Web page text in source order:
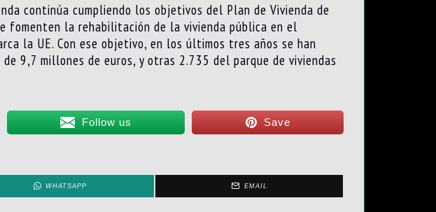
continúa cumpliendo los objetivos del Plan de Vivienda de
la rehabilitación de la vivienda pública en el
la UE. Con ese objetivo, en los últimos tres años se han
9,7 millones de euros, y otras 2.735 del parque de viviendas
Follow us Save
WHATSAPP EMAIL